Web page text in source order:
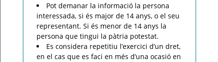
Pot demanar la informació la persona
interessada, si és major de 14 anys, o el seu
representant. Si és menor de 14 anys la
persona que tingui la pàtria potestat.
Es considera repetitiu l’exercici d’un dret,
en el cas que es faci en més d’una ocasió en